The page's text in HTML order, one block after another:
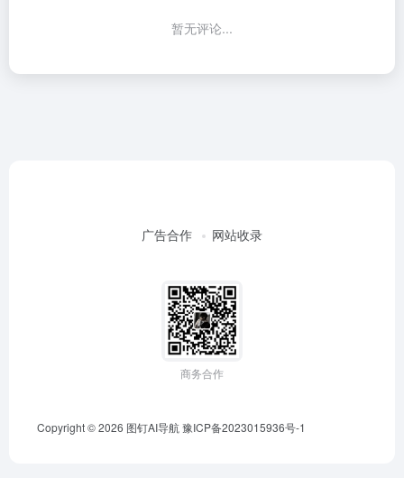
暂无评论...
广告合作 网站收录
商务合作
Copyright © 2026 图钉AI导航豫ICP备2023015936号-1